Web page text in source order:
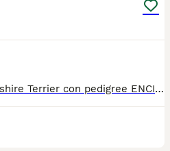
Cuccioli di razza American Staffordshire Terrier con pedigree ENCI. Cedesi con microchip, iscrizione anagrafe canina, libretto sanitario con vaccini, sverminazioni e trattamento antiparassitario, pedigree ENCI. Per maggiori informazioni chiamare il ******